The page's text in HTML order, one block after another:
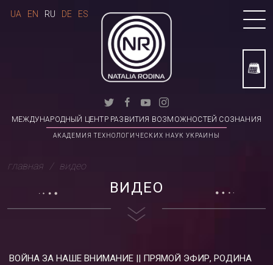
МЕЖДУНАРОДНЫЙ ЦЕНТР РАЗВИТИЯ ВОЗМОЖНОСТЕЙ СОЗНАНИЯ
АКАДЕМИЯ ТЕХНОЛОГИЧЕСКИХ НАУК УКРАИНЫ
UA EN RU DE ES
главная видео
ВИДЕО
ВОЙНА ЗА НАШЕ ВНИМАНИЕ || ПРЯМОЙ ЭФИР, РОДИНА